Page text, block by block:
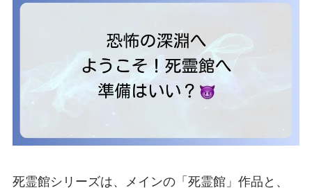
死霊館シリーズは、メインの「死霊館」作品と、